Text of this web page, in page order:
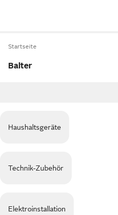
Startseite
Balter
Haushaltsgeräte
Technik-Zubehör
Elektroinstallation